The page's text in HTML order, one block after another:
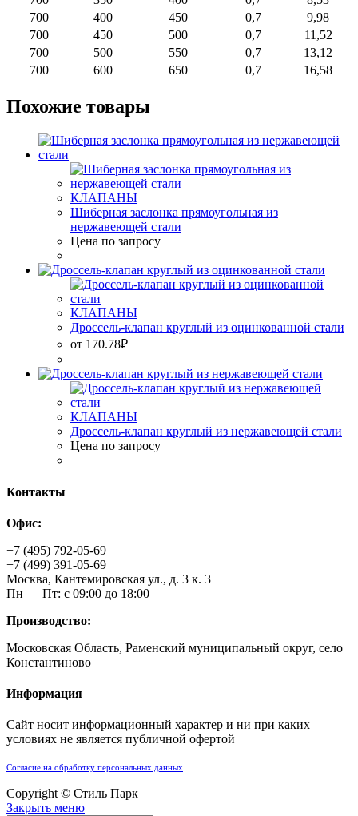
700
400 450 0,7
9,98
700
450 500 0,7
11,52
700
500 550 0,7
13,12
700
600 650 0,7 16,58
Похожие товары
КЛАПАНЫ
Шиберная заслонка прямоугольная из
нержавеющей стали
Цена по запросу
КЛАПАНЫ
Дроссель-клапан круглый из оцинкованной стали
от 170.78₽
КЛАПАНЫ
Дроссель-клапан круглый из нержавеющей стали
Цена по запросу
Контакты
Офис:
+7 (495) 792-05-69
+7 (499) 391-05-69
Москва, Кантемировская ул., д. 3 к. 3
Пн — Пт: с 09:00 до 18:00
Производство:
Московская Область, Раменский муниципальный округ, село
Константиново
Информация
Сайт носит информационный характер и ни при каких
условиях не является публичной офертой
Согласие на обработку персональных данных
Copyright © Стиль Парк
Закрыть меню